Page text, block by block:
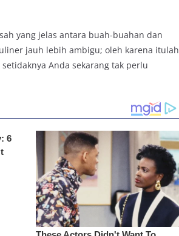
yang jelas antara buah-buahan dan
jauh lebih ambigu; oleh karena itulah
Anda sekarang tak perlu